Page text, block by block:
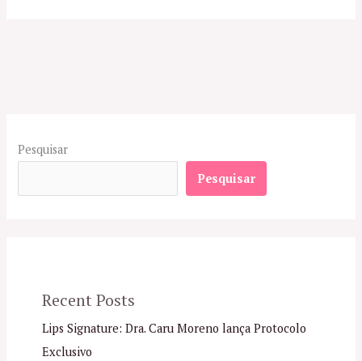
Pesquisar
Pesquisar
Recent Posts
Lips Signature: Dra. Caru Moreno lança Protocolo
Exclusivo